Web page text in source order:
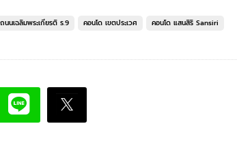
นนเฉลิมพระเกียรติ ร.9 คอนโด เขตประเวศ
คอนโด แสนสิริ Sansiri